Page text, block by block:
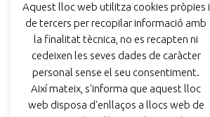
Aquest lloc web utilitza cookies pròpies i
de tercers per recopilar informació amb
la finalitat tècnica, no es recapten ni
cedeixen les seves dades de caràcter
personal sense el seu consentiment.
Així mateix, s'informa que aquest lloc
web disposa d'enllaços a llocs web de